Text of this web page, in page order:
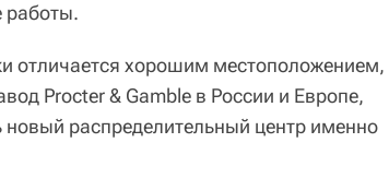
работы.
отличается хорошим местоположением,
Procter & Gamble в России и Европе,
распределительный центр именно